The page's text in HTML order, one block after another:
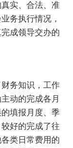
实、合法、准
务执行情况，
成领导交办的
务知识，工作
动的完成各月
填报月度、季
好的完成了往
类日常费用的